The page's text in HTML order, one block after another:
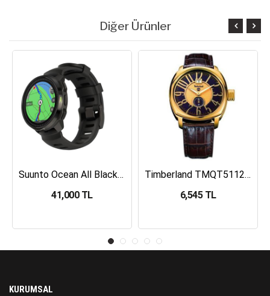
Diğer Ürünler
Suunto Ocean All Black Dalış Bilgisayarı SS050982000
41,000 TL
Timberland TMQT5112401 Erkek Kol Saati
6,545 TL
KURUMSAL